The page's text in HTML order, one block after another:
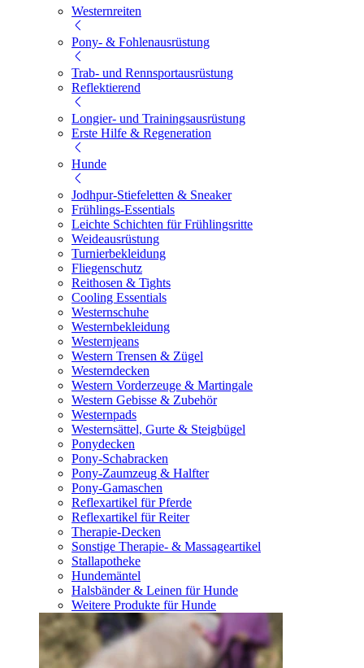
Westernreiten
Pony- & Fohlenausrüstung
Trab- und Rennsportausrüstung
Reflektierend
Longier- und Trainingsausrüstung
Erste Hilfe & Regeneration
Hunde
Jodhpur-Stiefeletten & Sneaker
Frühlings-Essentials
Leichte Schichten für Frühlingsritte
Weideausrüstung
Turnierbekleidung
Fliegenschutz
Reithosen & Tights
Cooling Essentials
Westernschuhe
Westernbekleidung
Westernjeans
Western Trensen & Zügel
Westerndecken
Western Vorderzeuge & Martingale
Western Gebisse & Zubehör
Westernpads
Westernsättel, Gurte & Steigbügel
Ponydecken
Pony-Schabracken
Pony-Zaumzeug & Halfter
Pony-Gamaschen
Reflexartikel für Pferde
Reflexartikel für Reiter
Therapie-Decken
Sonstige Therapie- & Massageartikel
Stallapotheke
Hundemäntel
Halsbänder & Leinen für Hunde
Weitere Produkte für Hunde